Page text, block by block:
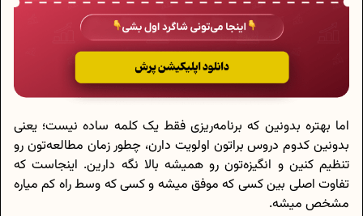
اما بهتره بدونین که برنامه‌ریزی فقط یک کلمه ساده نیست؛ یعنی
بدونین کدوم دروس براتون اولویت دارن، چطور زمان مطالعه‌تون رو
تنظیم کنین و انگیزه‌تون رو همیشه بالا نگه دارین. اینجاست که
تفاوت اصلی بین کسی که موفق میشه و کسی که وسط راه کم میاره
مشخص میشه.